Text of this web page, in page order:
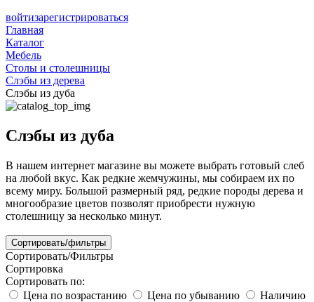
войтизарегистрироваться
Главная
Каталог
Мебель
Столы и столешницы
Слэбы из дерева
Слэбы из дуба
Слэбы из дуба
В нашем интернет магазине вы можете выбрать готовый слеб
на любой вкус. Как редкие жемчужины, мы собираем их по
всему миру. Большой размерный ряд, редкие породы дерева и
многообразие цветов позволят приобрести нужную
столешницу за несколько минут.
Сортировать/фильтры
Сортировать/Фильтры
Сортировка
Сортировать по:
Цена по возрастанию
Цена по убыванию Наличию